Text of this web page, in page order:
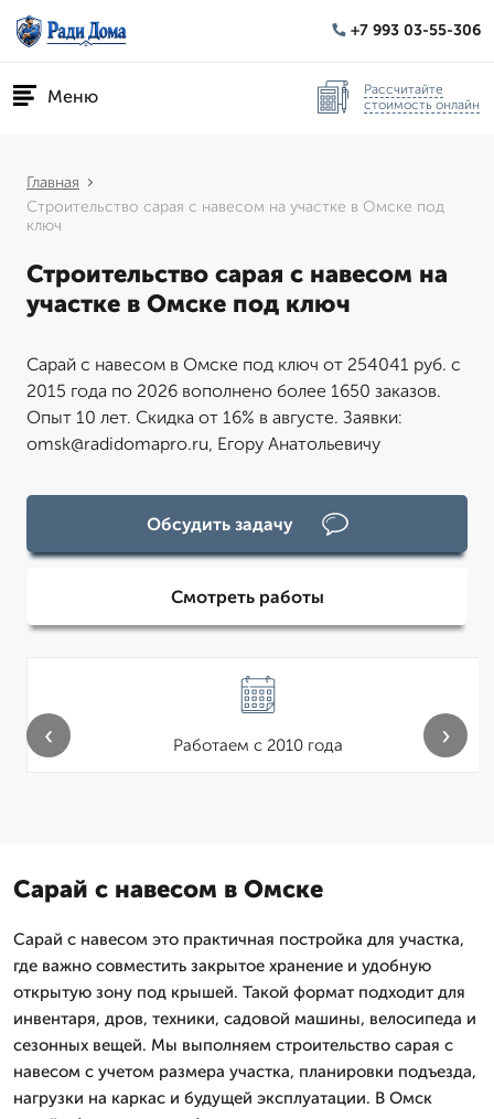
+7 993 03-55-306
Меню
Рассчитайте
стоимость онлайн
Главная
Строительство сарая с навесом на участке в Омске под
ключ
Строительство сарая с навесом на
участке в Омске под ключ
Сарай с навесом в Омске под ключ от 254041 руб. с
2015 года по 2026 вополнено более 1650 заказов.
Опыт 10 лет. Скидка от 16% в августе. Заявки:
omsk@radidomapro.ru, Егору Анатольевичу
Обсудить задачу
Смотреть работы
Работаем с 2010 года
‹ ›
Сарай с навесом в Омске
Сарай с навесом это практичная постройка для участка,
где важно совместить закрытое хранение и удобную
открытую зону под крышей. Такой формат подходит для
инвентаря, дров, техники, садовой машины, велосипеда и
сезонных вещей. Мы выполняем строительство сарая с
навесом с учетом размера участка, планировки подъезда,
нагрузки на каркас и будущей эксплуатации. В Омск